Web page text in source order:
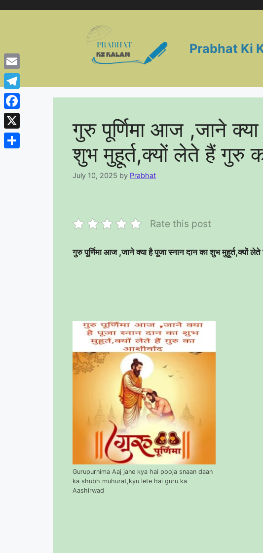
Prabhat Ki
गुरु पूर्णिमा आज ,जाने
शुभ मुहूर्त,क्यों लेते हैं गुरु
July 10, 2025 by Prabhat
Rate this post
गुरु पूर्णिमा आज ,जाने क्या है पूजा स्नान दान का शुभ मुहूर्त,क्यों लेते
Gurupurnima Aaj jane kya hai pooja snaan daan
ka shubh muhurat,kyu lete hai guru ka
Aashirwad
Email
Telegram
Facebook
X